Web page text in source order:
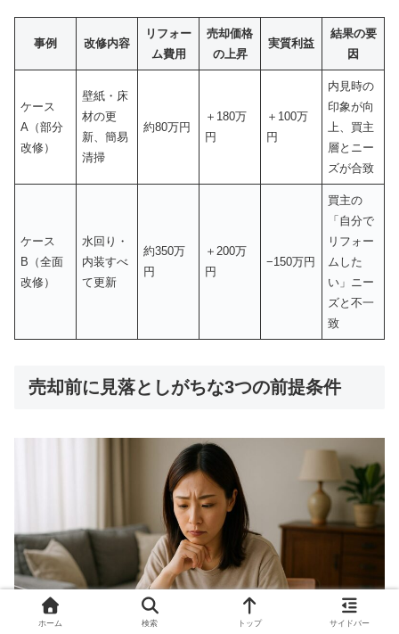
事例 改修内容
リフォー
ム費用
売却価格
の上昇
実質利益
結果の要
因
ケース
A（部分
改修）
壁紙・床
材の更
新、簡易
清掃
約80万円
＋180万
円
＋100万
円
内見時の
印象が向
上、買主
層とニー
ズが合致
ケース
B（全面
改修）
水回り・
内装すべ
て更新
約350万
円
＋200万
円
−150万円
買主の
「自分で
リフォー
ムした
い」ニー
ズと不一
致
売却前に見落としがちな3つの前提条件
ホーム 検索 トップ サイドバー